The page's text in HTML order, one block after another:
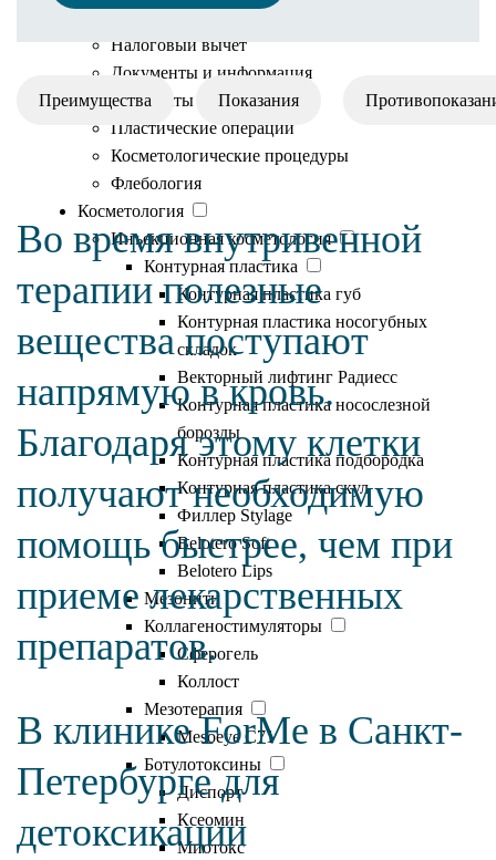
Налоговый вычет
Документы и информация
Результаты
Пластические операции
Косметологические процедуры
Флебология
Косметология
Инъекционная косметология
Контурная пластика
Контурная пластика губ
Контурная пластика носогубных
складок
Векторный лифтинг Радиесс
Контурная пластика носослезной
борозды
Контурная пластика подбородка
Контурная пластика скул
Филлер Stylage
Belotero Soft
Belotero Lips
Мезонити
Коллагеностимуляторы
Сферогель
Коллост
Мезотерапия
Mesoeye C71
Ботулотоксины
Диспорт
Ксеомин
Миотокс
Преимущества Показания
Во время внутривенной
терапии полезные
вещества поступают
напрямую в кровь.
Благодаря этому клетки
получают необходимую
помощь быстрее, чем при
приеме лекарственных
препаратов.
В клинике ForMe в Санкт-
Петербурге для
детоксикации